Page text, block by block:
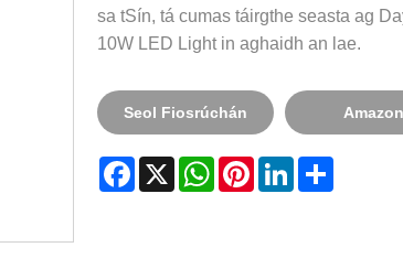
sa tSín, tá cumas táirgthe seasta ag
10W LED Light in aghaidh an lae.
Seol Fiosrúchán Amazon
Facebook
X WhatsApp
PinterestLinkedInShare